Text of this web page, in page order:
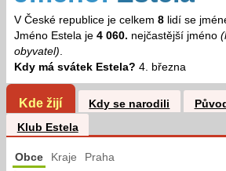
V České republice je celkem 8lidí se
Jméno Estela je 4 060. nejčastější jméno
obyvatel).
Kdy má svátek Estela? 4. března
Kde žijí Kdy se narodili
Klub Estela
Obce Kraje Praha